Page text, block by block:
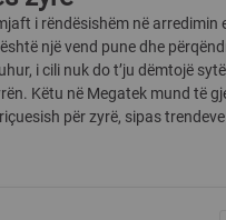
i rëndësishëm në arredimin
një vend pune dhe
i cili nuk do t’ju dëmtojë
Këtu në Megatek mund të
për zyrë, sipas